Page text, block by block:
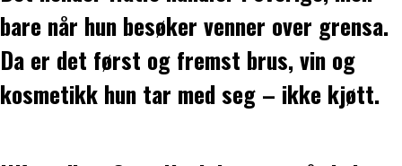
bare når hun besøker venner over grensa.
Da er det først og fremst brus, vin og
kosmetikk hun tar med seg – ikke kjøtt.